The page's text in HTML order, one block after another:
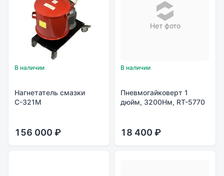
В наличии
Нагнетатель смазки
С-321М
156 000 ₽
Нет фото
В наличии
Пневмогайковерт 1
дюйм, 3200Нм, RT-5770
18 400 ₽